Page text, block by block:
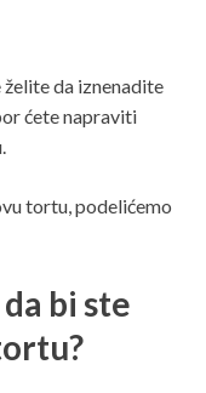
da iznenadite
ćete napraviti
tortu, podelićemo
bi ste